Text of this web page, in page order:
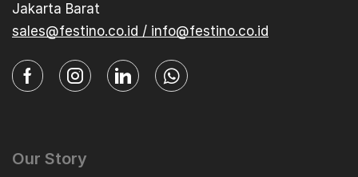
Jakarta Barat
sales@festino.co.id / info@festino.co.id
Our Story